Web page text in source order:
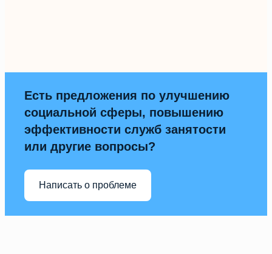
Есть предложения по улучшению
социальной сферы, повышению
эффективности служб занятости
или другие вопросы?
Написать о проблеме